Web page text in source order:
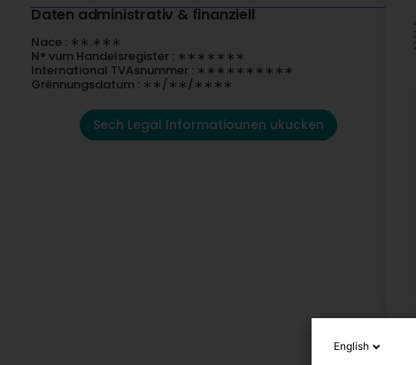
Daten administrativ & finanziell
Nace : ∗∗.∗∗∗
N° vum Handelsregister : ∗∗∗∗∗∗∗
International TVAsnummer : ∗∗∗∗∗∗∗∗∗∗
Grënnungsdatum : ∗∗/∗∗/∗∗∗∗
Sech Legal Informatiounen ukucken
English